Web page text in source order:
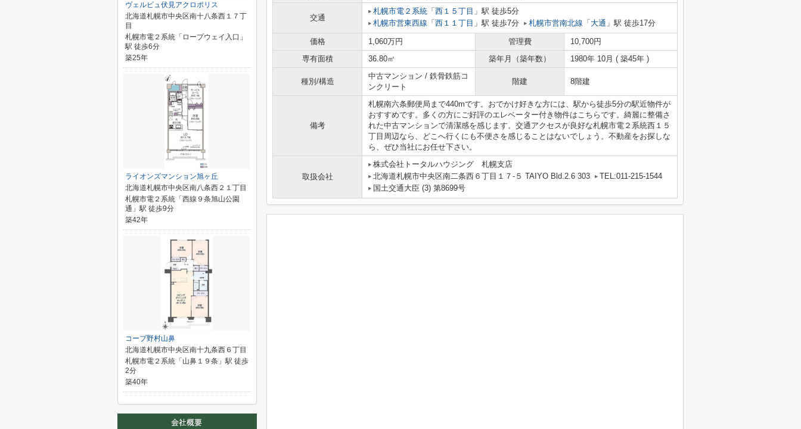
交通
札幌市電２系統 「 西１５丁目 」駅 徒歩5分
札幌市営東西線 「 西１１丁目 」駅 徒歩7分 札幌市営南北線 「 大通 」駅 徒歩17分
価格 1,060万円 管理費
10,700円
専有面積
36.80㎡ 築年月（築年数） 1980年 10月 ( 築45年 )
種別/構造
中古マンション / 鉄骨鉄筋コ
ンクリート
階建 8階建
備考
札幌南六条郵便局まで440mです。おでかけ好きな方には、駅から徒歩5分の駅近物件が
おすすめです。多くの方にご好評のエレベーター付き物件はこちらです。綺麗に整備さ
れた中古マンションで清潔感を感じます。交通アクセスが良好な札幌市電２系統西１５
丁目周辺なら、どこへ行くにも不便さを感じることはないでしょう。不動産をお探しな
ら、ぜひ当社にお任せ下さい。
取扱会社
株式会社トータルハウジング 札幌支店
北海道札幌市中央区南二条西６丁目１７‐５ TAIYO Bld.2.6 303
TEL:011-215-1544
国土交通大臣 (3) 第8699号
ヴェルビュ伏見アクロポリス
北海道札幌市中央区南十八条西１７丁
目
札幌市電２系統「ロープウェイ入口」
駅 徒歩6分
築25年
ライオンズマンション旭ヶ丘
北海道札幌市中央区南八条西２１丁目
札幌市電２系統「西線９条旭山公園
通」駅 徒歩9分
築42年
コープ野村山鼻
北海道札幌市中央区南十九条西６丁目
札幌市電２系統「山鼻１９条」駅 徒歩
2分
築40年